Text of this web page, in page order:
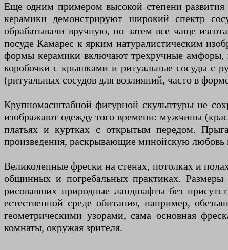
Еще одним примером высокой степени развития
керамики демонстрируют широкий спектр
обрабатывали вручную, но затем все чаще
посуде Камарес к ярким натуралистическим
формы керамики включают трехручные
коробочки с крышками и ритуальные сосуды с
(ритуальных сосудов для возлияний, часто в
Крупномасштабной фигурной скульптуры не
изображают одежду того времени: мужчины
платьях и куртках с открытым передом.
произведения, раскрывающие минойскую
Великолепные фрески на стенах, потолках и
общинных и погребальных практиках.
рисовавших природные ландшафты без
естественной среде обитания, например,
геометрическими узорами, сама основная
комнаты, окружая зрителя.